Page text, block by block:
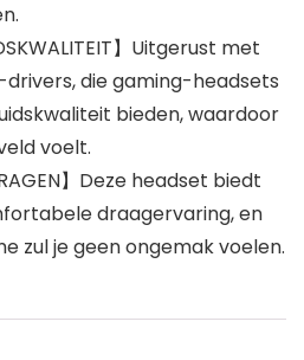
】Uitgerust met
die gaming-headsets
bieden, waardoor
voelt.
】Deze headset biedt
draagervaring, en
zul je geen ongemak voelen.